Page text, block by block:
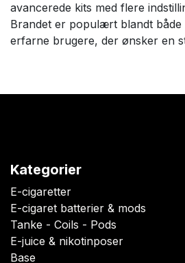
avancerede kits med flere
Brandet er populært blandt både
erfarne brugere, der ønsker en
Kategorier
E-cigaretter
E-cigaret batterier & mods
Tanke - Coils - Pods
E-juice & nikotinposer
Base